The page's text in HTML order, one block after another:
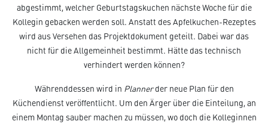
abgestimmt, welcher Geburtstagskuchen nächste Woche für die
Kollegin gebacken werden soll. Anstatt des Apfelkuchen-Rezeptes
wird aus Versehen das Projektdokument geteilt. Dabei war das
nicht für die Allgemeinheit bestimmt. Hätte das technisch
verhindert werden können?
Währenddessen wird in Plannerder neue Plan für den
Küchendienst veröffentlicht. Um den Ärger über die Einteilung, an
einem Montag sauber machen zu müssen, wo doch die Kolleginnen